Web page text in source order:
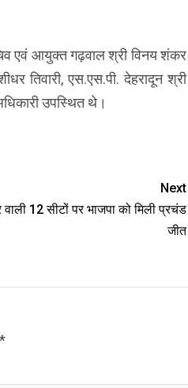
एवं आयुक्त गढ़वाल श्री विनय शंकर
तिवारी, एस.एस.पी. देहरादून श्री
उपस्थित थे।
Next
वाली 12 सीटों पर भाजपा को मिली प्रचंड
जीत
*